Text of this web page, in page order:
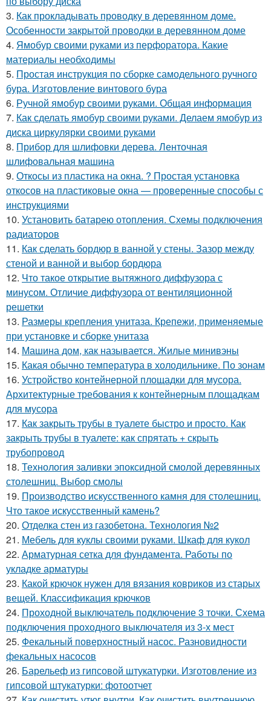
3. Как прокладывать проводку в деревянном доме.
Особенности закрытой проводки в деревянном доме
4. Ямобур своими руками из перфоратора. Какие
материалы необходимы
5. Простая инструкция по сборке самодельного ручного
бура. Изготовление винтового бура
6. Ручной ямобур своими руками. Общая информация
7. Как сделать ямобур своими руками. Делаем ямобур из
диска циркулярки своими руками
8. Прибор для шлифовки дерева. Ленточная
шлифовальная машина
9. Откосы из пластика на окна. ? Простая установка
откосов на пластиковые окна — проверенные способы с
инструкциями
10. Установить батарею отопления. Схемы подключения
радиаторов
11. Как сделать бордюр в ванной у стены. Зазор между
стеной и ванной и выбор бордюра
12. Что такое открытие вытяжного диффузора с
минусом. Отличие диффузора от вентиляционной
решетки
13. Размеры крепления унитаза. Крепежи, применяемые
при установке и сборке унитаза
14. Машина дом, как называется. Жилые минивэны
15. Какая обычно температура в холодильнике. По зонам
16. Устройство контейнерной площадки для мусора.
Архитектурные требования к контейнерным площадкам
для мусора
17. Как закрыть трубы в туалете быстро и просто. Как
закрыть трубы в туалете: как спрятать + скрыть
трубопровод
18. Технология заливки эпоксидной смолой деревянных
столешниц. Выбор смолы
19. Производство искусственного камня для столешниц.
Что такое искусственный камень?
20. Отделка стен из газобетона. Технология №2
21. Мебель для куклы своими руками. Шкаф для кукол
22. Арматурная сетка для фундамента. Работы по
укладке арматуры
23. Какой крючок нужен для вязания ковриков из старых
вещей. Классификация крючков
24. Проходной выключатель подключение 3 точки. Схема
подключения проходного выключателя из 3-х мест
25. Фекальный поверхностный насос. Разновидности
фекальных насосов
26. Барельеф из гипсовой штукатурки. Изготовление из
гипсовой штукатурки: фотоотчет